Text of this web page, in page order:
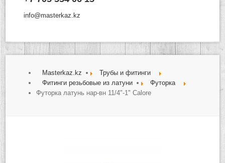
info@masterkaz.kz
Masterkaz.kz
Трубы и фитинги
Фитинги резьбовые из латуни
Футорка
Футорка латунь нар-вн 11/4"-1" Calore